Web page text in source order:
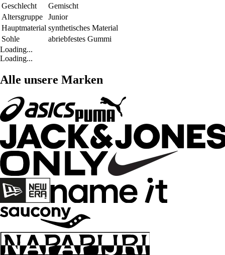
Geschlecht
Gemischt
Altersgruppe
Junior
Hauptmaterial synthetisches Material
Sohle
abriebfestes Gummi
Loading...
Loading...
Alle unsere Marken